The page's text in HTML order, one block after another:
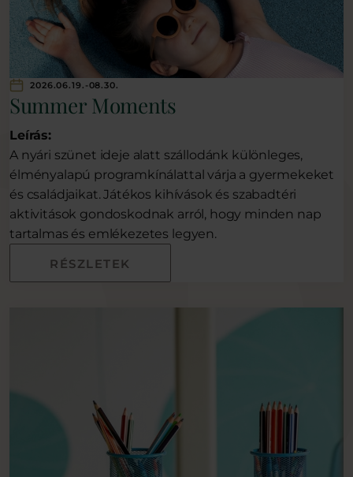
2026.06.19.-08.30.
Summer Moments
Leírás:
A nyári szünet ideje alatt szállodánk különleges,
élményalapú programkínálattal várja a gyermekeket
és családjaikat. Játékos kihívások és szabadtéri
aktivitások gondoskodnak arról, hogy minden nap
tartalmas és emlékezetes legyen.
RÉSZLETEK